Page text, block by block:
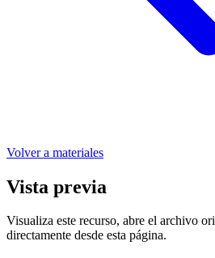
Volver a materiales
Vista previa
Visualiza este recurso, abre el archivo
directamente desde esta página.